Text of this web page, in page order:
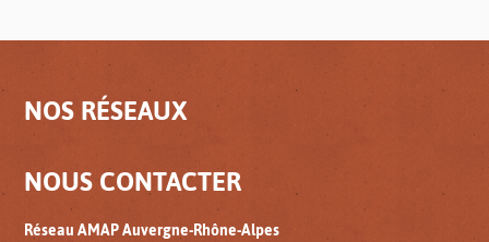
NOS RÉSEAUX
NOUS CONTACTER
Réseau AMAP Auvergne-Rhône-Alpes